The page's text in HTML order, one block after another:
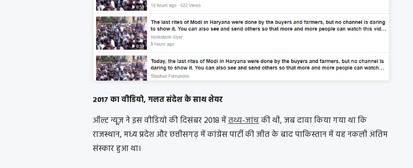
2017 का वीडियो, गलत संदेश के साथ शेयर
ऑल्ट न्यूज़ ने इस वीडियो की दिसंबर 2018 मेंतथ्य-जांचकी थी, जब दावा किया गया था कि
राजस्थान, मध्य प्रदेश और छत्तीसगढ़ में कांग्रेस पार्टी की जीत के बाद पाकिस्तान में यह नकली अंतिम
संस्कार हुआ था।